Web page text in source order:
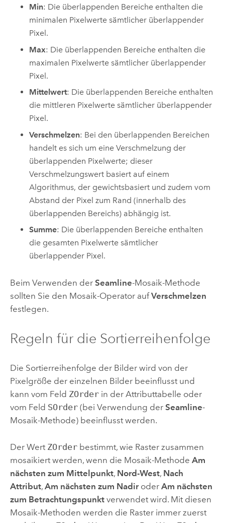
Min: Die überlappenden Bereiche enthalten die
minimalen Pixelwerte sämtlicher überlappender
Pixel.
Max: Die überlappenden Bereiche enthalten die
maximalen Pixelwerte sämtlicher überlappender
Pixel.
Mittelwert: Die überlappenden Bereiche enthalten
die mittleren Pixelwerte sämtlicher überlappender
Pixel.
Verschmelzen: Bei den überlappenden Bereichen
handelt es sich um eine Verschmelzung der
überlappenden Pixelwerte; dieser
Verschmelzungswert basiert auf einem
Algorithmus, der gewichtsbasiert und zudem vom
Abstand der Pixel zum Rand (innerhalb des
überlappenden Bereichs) abhängig ist.
Summe: Die überlappenden Bereiche enthalten
die gesamten Pixelwerte sämtlicher
überlappender Pixel.
Beim Verwenden der Seamline-Mosaik-Methode
sollten Sie den Mosaik-Operator aufVerschmelzen
festlegen.
Regeln für die Sortierreihenfolge
Die Sortierreihenfolge der Bilder wird von der
Pixelgröße der einzelnen Bilder beeinflusst und
kann vom Feld ZOrderin der Attributtabelle oder
vom Feld SOrder(bei Verwendung der Seamline-
Mosaik-Methode) beeinflusst werden.
Der Wert ZOrderbestimmt, wie Raster zusammen
mosaikiert werden, wenn die Mosaik-Methode Am
nächsten zum Mittelpunkt, Nord-West, Nach
Attribut, Am nächsten zum Nadiroder Am nächsten
zum Betrachtungspunktverwendet wird. Mit diesen
Mosaik-Methoden werden die Raster immer zuerst